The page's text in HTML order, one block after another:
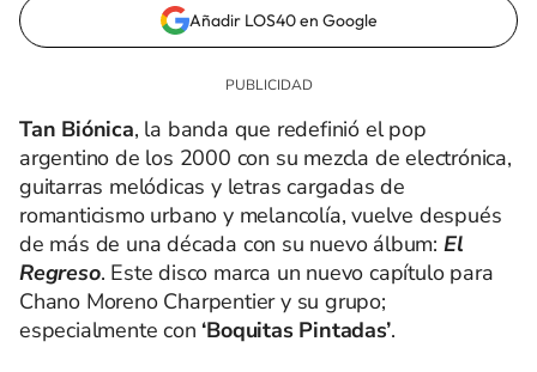
Añadir LOS40 en Google
Tan Biónica, la banda que redefinió el pop
argentino de los 2000 con su mezcla de electrónica,
guitarras melódicas y letras cargadas de
romanticismo urbano y melancolía, vuelve después
de más de una década con su nuevo álbum: El
Regreso. Este disco marca un nuevo capítulo para
Chano Moreno Charpentier y su grupo;
especialmente con ‘Boquitas Pintadas’.